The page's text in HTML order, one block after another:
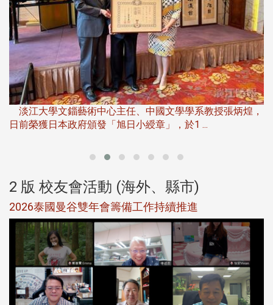
淡江大學文錙藝術中心主任、中國文學學系教授張炳煌，
日前榮獲日本政府頒發「旭日小綬章」，於1 ...
2 版 校友會活動 (海外、縣市)
2026泰國曼谷雙年會籌備工作持續推進